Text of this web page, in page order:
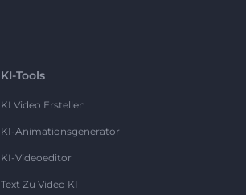
KI-Tools
KI Video Erstellen
KI-Animationsgenerator
KI-Videoeditor
Text Zu Video KI